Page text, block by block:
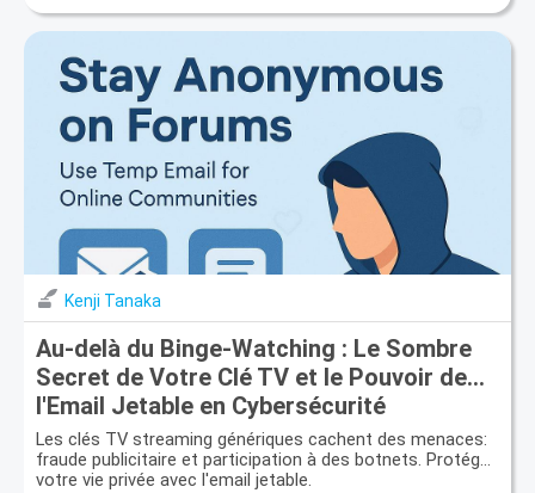
Kenji Tanaka
Au-delà du Binge-Watching : Le Sombre
Secret de Votre Clé TV et le Pouvoir de
l'Email Jetable en Cybersécurité
Les clés TV streaming génériques cachent des menaces:
fraude publicitaire et participation à des botnets. Protégez
votre vie privée avec l'email jetable.